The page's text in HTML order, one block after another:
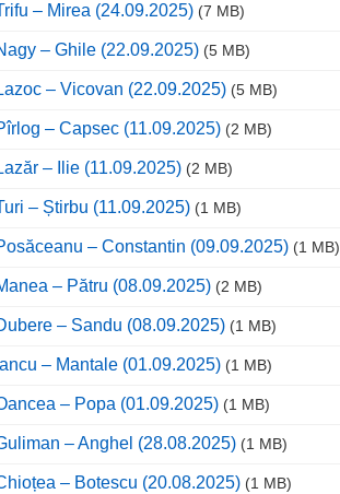
– Mirea (24.09.2025) (7 MB)
– Ghile (22.09.2025) (5 MB)
– Vicovan (22.09.2025) (5 MB)
– Capsec (11.09.2025) (2 MB)
– Ilie (11.09.2025) (2 MB)
– Știrbu (11.09.2025) (1 MB)
– Constantin (09.09.2025) (1 MB)
– Pătru (08.09.2025) (2 MB)
– Sandu (08.09.2025) (1 MB)
– Mantale (01.09.2025) (1 MB)
– Popa (01.09.2025) (1 MB)
– Anghel (28.08.2025) (1 MB)
– Botescu (20.08.2025) (1 MB)